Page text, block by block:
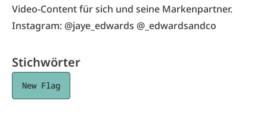
Video-Content für sich und seine Markenpartner.
Instagram: @jaye_edwards @_edwardsandco
Stichwörter
New Flag